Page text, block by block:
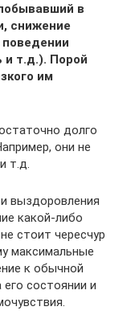
в
снижение
и т.д.). Порой
им
долго
они не
т.д.
выздоровления
какой-либо
стоит чересчур
максимальные
к обычной
состоянии и